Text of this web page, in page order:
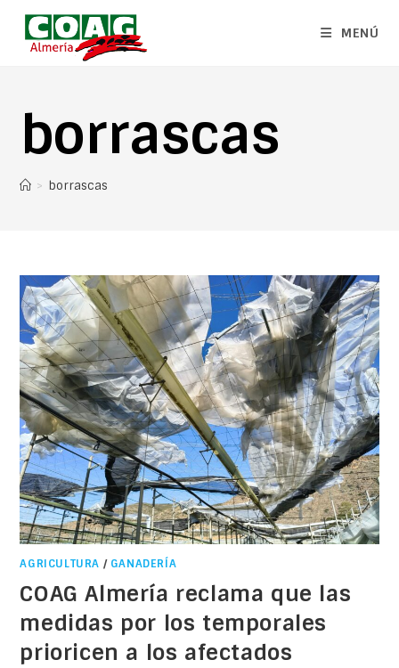
MENÚ
borrascas
> borrascas
AGRICULTURA / GANADERÍA
COAG Almería reclama que las
medidas por los temporales
prioricen a los afectados